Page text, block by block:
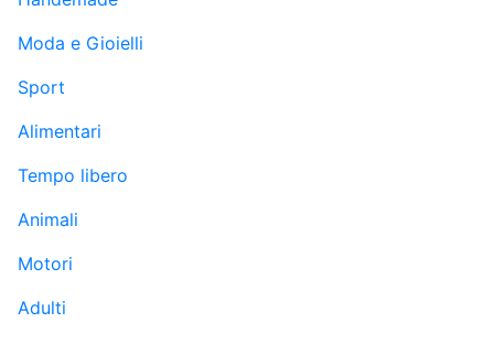
Moda e Gioielli
Sport
Alimentari
Tempo libero
Animali
Motori
Adulti